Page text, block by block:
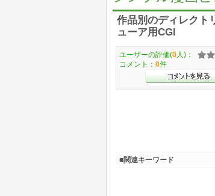
作品別のディレクト
ューア用CGI
ユーザーの評価(0 人)：
コメント： 0件
■関連キーワード